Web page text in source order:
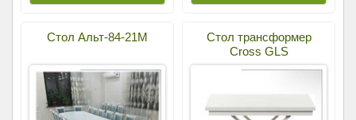
Стол Альт-84-21М
Стол трансформер
Cross GLS